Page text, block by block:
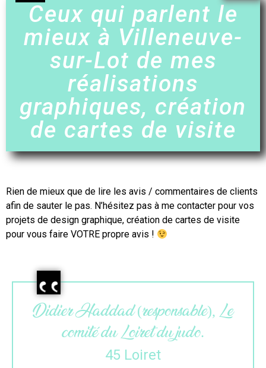
Ceux qui parlent le
mieux à Villeneuve-
sur-Lot de mes
réalisations
graphiques, création
de cartes de visite
Rien de mieux que de lire les avis / commentaires de clients
afin de sauter le pas. N’hésitez pas à me contacter pour vos
projets de design graphique, création de cartes de visite
pour vous faire VOTRE propre avis !
Maëlle (gérante), L’atelier du
colibri.
33 Gironde